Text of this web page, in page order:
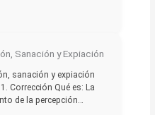
Sanación y Expiación
sanación y expiación
Corrección Qué es: La
de la percepción…